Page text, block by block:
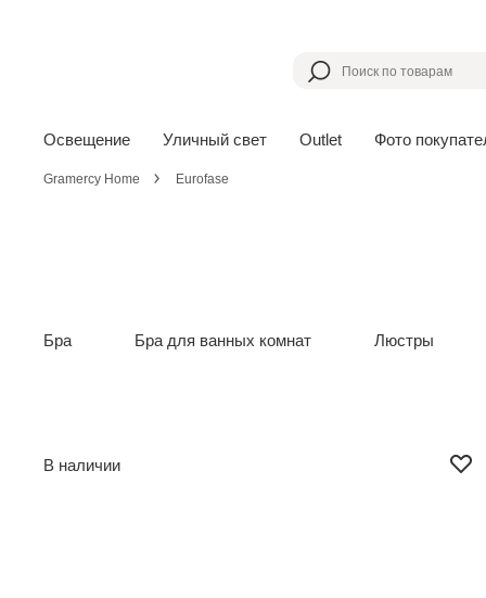
Освещение Уличный свет Outlet Фото
Gramercy Home Eurofase
Бра Бра для ванных комнат Люстры
В наличии